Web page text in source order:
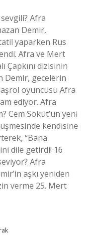
Afra
Demir,
yaparken Rus
Afra ve Mert
Çapkını dizisinin
Demir, gecelerin
oyuncusu Afra
ediyor. Afra
Cem Söküt’ün yeni
kendisine
“Bana
dile getirdi! 16
Afra
aşkı yeniden
verme 25. Mert